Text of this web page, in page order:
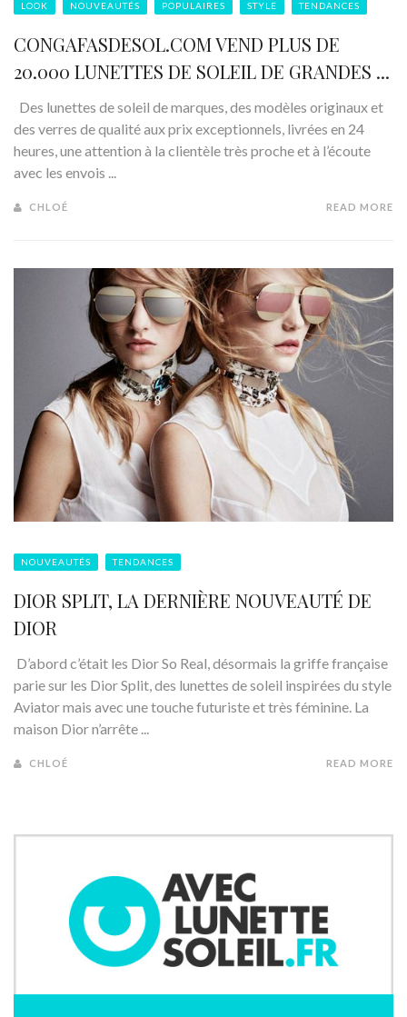
LOOK NOUVEAUTÉS POPULAIRES STYLE TENDANCES
CONGAFASDESOL.COM VEND PLUS DE
20.000 LUNETTES DE SOLEIL DE GRANDES ...
Des lunettes de soleil de marques, des modèles originaux et
des verres de qualité aux prix exceptionnels, livrées en 24
heures, une attention à la clientèle très proche et à l’écoute
avec les envois ...
CHLOÉ READ MORE
NOUVEAUTÉS TENDANCES
DIOR SPLIT, LA DERNIÈRE NOUVEAUTÉ DE
DIOR
D’abord c’était les Dior So Real, désormais la griffe française
parie sur les Dior Split, des lunettes de soleil inspirées du style
Aviator mais avec une touche futuriste et très féminine. La
maison Dior n’arrête ...
CHLOÉ READ MORE